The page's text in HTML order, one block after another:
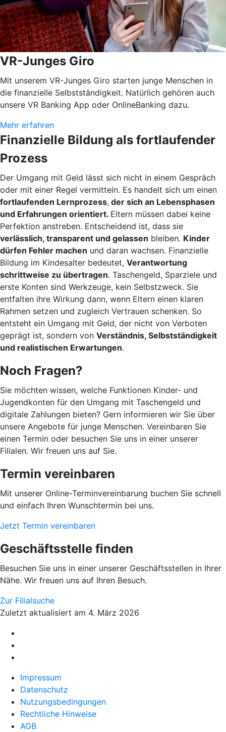
VR-Junges Giro
Mit unserem VR-Junges Giro starten junge Menschen in
die finanzielle Selbstständigkeit. Natürlich gehören auch
unsere VR Banking App oder OnlineBanking dazu.
Mehr erfahren
Finanzielle Bildung als fortlaufender
Prozess
Der Umgang mit Geld lässt sich nicht in einem Gespräch
oder mit einer Regel vermitteln. Es handelt sich um einen
fortlaufenden Lernprozess, der sich an Lebensphasen
und Erfahrungen orientiert. Eltern müssen dabei keine
Perfektion anstreben. Entscheidend ist, dass sie
verlässlich, transparent und gelassen bleiben. Kinder
dürfen Fehler machen und daran wachsen. Finanzielle
Bildung im Kindesalter bedeutet, Verantwortung
schrittweise zu übertragen. Taschengeld, Sparziele und
erste Konten sind Werkzeuge, kein Selbstzweck. Sie
entfalten ihre Wirkung dann, wenn Eltern einen klaren
Rahmen setzen und zugleich Vertrauen schenken. So
entsteht ein Umgang mit Geld, der nicht von Verboten
geprägt ist, sondern von Verständnis, Selbstständigkeit
und realistischen Erwartungen.
Noch Fragen?
Sie möchten wissen, welche Funktionen Kinder- und
Jugendkonten für den Umgang mit Taschengeld und
digitale Zahlungen bieten? Gern informieren wir Sie über
unsere Angebote für junge Menschen. Vereinbaren Sie
einen Termin oder besuchen Sie uns in einer unserer
Filialen. Wir freuen uns auf Sie.
Termin vereinbaren
Mit unserer Online-Terminvereinbarung buchen Sie schnell
und einfach Ihren Wunschtermin bei uns.
Jetzt Termin vereinbaren
Geschäftsstelle finden
Besuchen Sie uns in einer unserer Geschäftsstellen in Ihrer
Nähe. Wir freuen uns auf Ihren Besuch.
Zur Filialsuche
Zuletzt aktualisiert am 4. März 2026
Impressum
Datenschutz
Nutzungsbedingungen
Rechtliche Hinweise
AGB